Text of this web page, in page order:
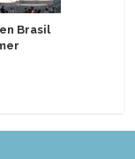
Brasil